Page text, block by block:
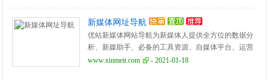
新媒体网址导航
优站新媒体网站导航为新媒体人提供全方位的数据分
析、新媒助手、必备的工具资源、自媒体平台、运营
营销、学习创业等全方位新媒体网站导航指引。每周
www.xinmeit.com - 2021-01-18